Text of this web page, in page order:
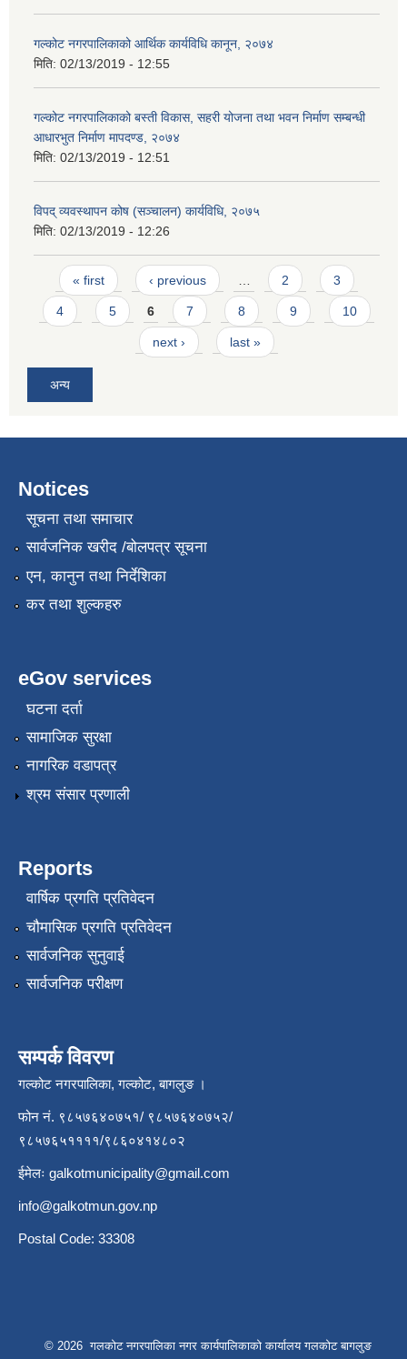
गल्कोट नगरपालिकाको आर्थिक कार्यविधि कानून, २०७४
मिति: 02/13/2019 - 12:55
गल्कोट नगरपालिकाको बस्ती विकास, सहरी योजना तथा भवन निर्माण सम्बन्धी
आधारभुत निर्माण मापदण्ड, २०७४
मिति: 02/13/2019 - 12:51
विपद् व्यवस्थापन कोष (सञ्चालन) कार्यविधि, २०७५
मिति: 02/13/2019 - 12:26
Pages
« first ‹ previous 2 3
4 5 6 7 8 9 10
next › last »
अन्य
Notices
सूचना तथा समाचार
सार्वजनिक खरीद /बोलपत्र सूचना
एन, कानुन तथा निर्देशिका
कर तथा शुल्कहरु
eGov services
घटना दर्ता
सामाजिक सुरक्षा
नागरिक वडापत्र
श्रम संसार प्रणाली
Reports
वार्षिक प्रगति प्रतिवेदन
चौमासिक प्रगति प्रतिवेदन
सार्वजनिक सुनुवाई
सार्वजनिक परीक्षण
सम्पर्क विवरण
गल्कोट नगरपालिका, गल्कोट, बागलुङ ।
फोन नं. ९८५७६४०७५१/ ९८५७६४०७५२/
९८५७६५११११/९८६०४१४८०२
ईमेलः galkotmunicipality@gmail.com
info@galkotmun.gov.np
Postal Code: 33308
© 2026 गलकोट नगरपालिका नगर कार्यपालिकाको कार्यालय गलकोट बागलुङ